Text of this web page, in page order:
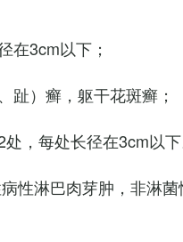
在3cm以下；
趾）癣，躯干花斑癣；
，每处长径在3cm以下
性淋巴肉芽肿，非淋